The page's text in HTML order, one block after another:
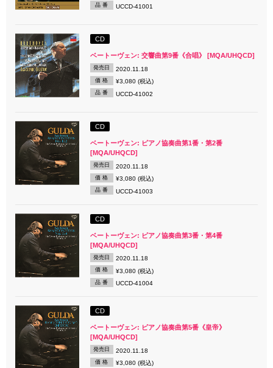
品 番 UCCD-41001
CD
ベートーヴェン: 交響曲第9番《合唱》 [MQA/UHQCD]
発売日 2020.11.18
価 格 ¥3,080 (税込)
品 番 UCCD-41002
CD
ベートーヴェン: ピアノ協奏曲第1番・第2番
[MQA/UHQCD]
発売日 2020.11.18
価 格 ¥3,080 (税込)
品 番 UCCD-41003
CD
ベートーヴェン: ピアノ協奏曲第3番・第4番
[MQA/UHQCD]
発売日 2020.11.18
価 格 ¥3,080 (税込)
品 番 UCCD-41004
CD
ベートーヴェン: ピアノ協奏曲第5番《皇帝》
[MQA/UHQCD]
発売日 2020.11.18
価 格 ¥3,080 (税込)